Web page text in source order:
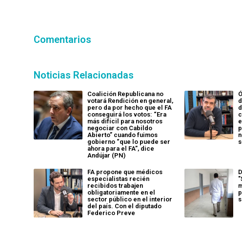
Comentarios
Noticias Relacionadas
Coalición Republicana no
votará Rendición en general,
pero da por hecho que el FA
conseguirá los votos: “Era
más difícil para nosotros
negociar con Cabildo
Abierto” cuando fuimos
gobierno “que lo puede ser
ahora para el FA”, dice
Andújar (PN)
FA propone que médicos
especialistas recién
recibidos trabajen
obligatoriamente en el
sector público en el interior
del país. Con el diputado
Federico Preve